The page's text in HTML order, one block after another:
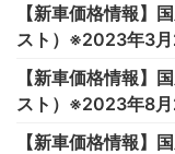
【新車価格情報】
スト）※2023年3
【新車価格情報】
スト）※2023年8
【新車価格情報】